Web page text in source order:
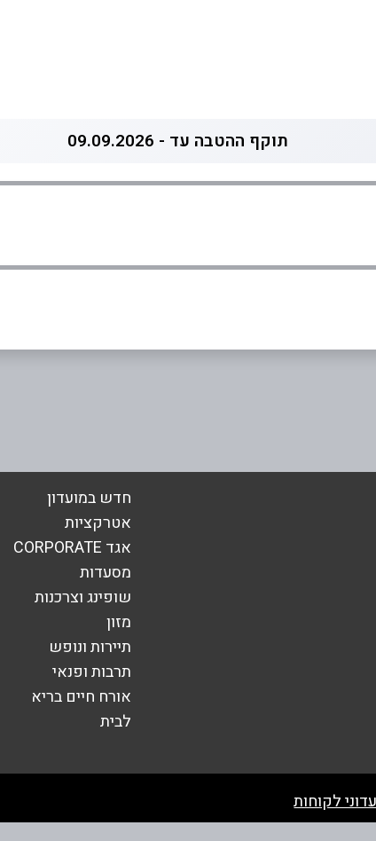
תוקף ההטבה עד - 09.09.2026
חדש במועדון
אטרקציות
אגד CORPORATE
מסעדות
שופינג וצרכנות
מזון
תיירות ונופש
תרבות ופנאי
אורח חיים בריא
לבית